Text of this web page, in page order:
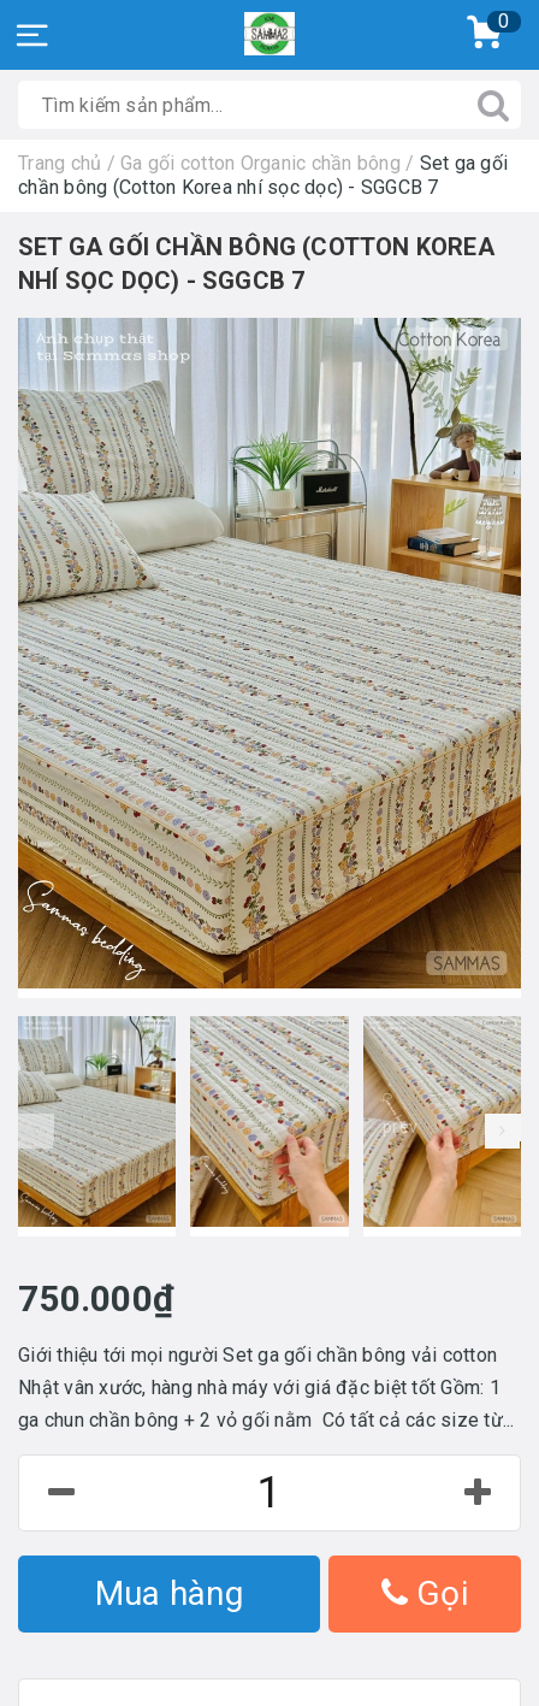
0
Trang chủ / Ga gối cotton Organic chần bông / Set ga gối
chần bông (Cotton Korea nhí sọc dọc) - SGGCB 7
SET GA GỐI CHẦN BÔNG (COTTON KOREA
NHÍ SỌC DỌC) - SGGCB 7
prev
750.000₫
Giới thiệu tới mọi người Set ga gối chần bông vải cotton
Nhật vân xước, hàng nhà máy với giá đặc biệt tốt Gồm: 1
ga chun chần bông + 2 vỏ gối nằm Có tất cả các size từ...
Mua hàng Gọi